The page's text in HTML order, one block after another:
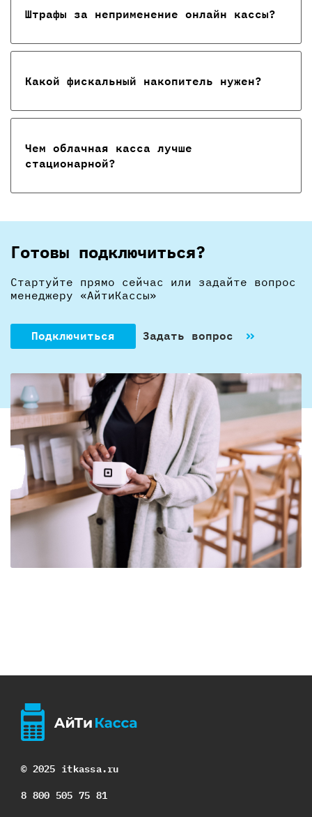
Штрафы за неприменение онлайн кассы?
Какой фискальный накопитель нужен?
Чем облачная касса лучше
стационарной?
Готовы подключиться?
Стартуйте прямо сейчас или задайте вопрос
менеджеру «АйтиКассы»
Подключиться Задать вопрос
© 2025 itkassa.ru
8 800 505 75 81